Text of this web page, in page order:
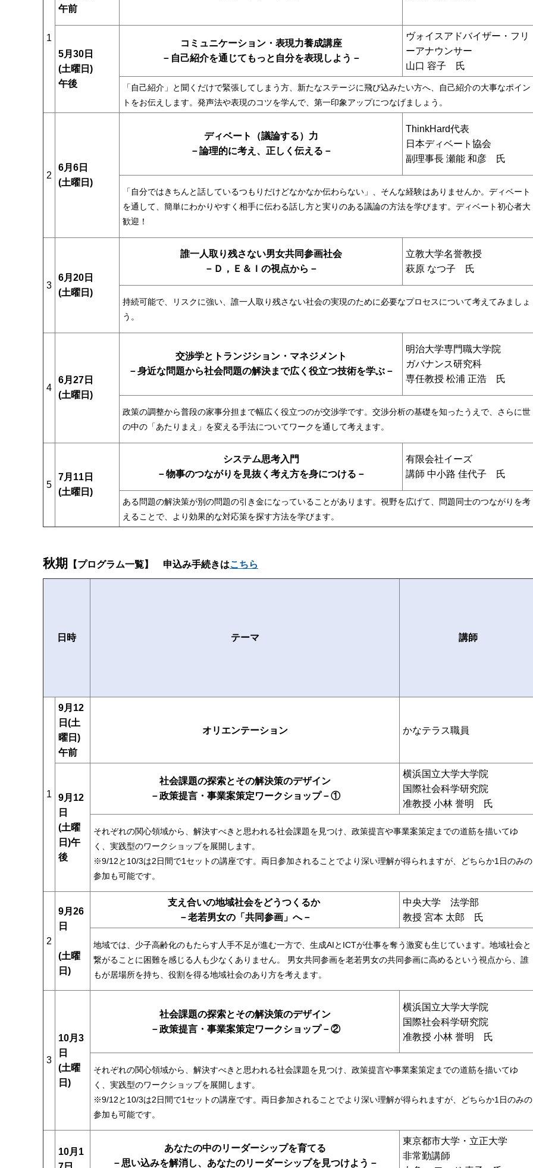
1
午前
5月30日
(土曜日)
午後
コミュニケーション・表現力養成講座
－自己紹介を通じてもっと自分を表現しよう－
ヴォイスアドバイザー・フリ
ーアナウンサー
山口 容子 氏
「自己紹介」と聞くだけで緊張してしまう方、新たなステージに飛び込みたい方へ、自己紹介の大事なポイン
トをお伝えします。発声法や表現のコツを学んで、第一印象アップにつなげましょう。
2
6月6日
(土曜日)
ディベート（議論する）力
－論理的に考え、正しく伝える－
ThinkHard代表
日本ディベート協会
副理事長 瀬能 和彦 氏
「自分ではきちんと話しているつもりだけどなかなか伝わらない」、そんな経験はありませんか。ディベート
を通して、簡単にわかりやすく相手に伝わる話し方と実りのある議論の方法を学びます。ディベート初心者大
歓迎！
3
6月20日
(土曜日)
誰一人取り残さない男女共同参画社会
－Ｄ，Ｅ＆Ｉの視点から－
立教大学名誉教授
萩原 なつ子 氏
持続可能で、リスクに強い、誰一人取り残さない社会の実現のために必要なプロセスについて考えてみましょ
う。
4
6月27日
(土曜日)
交渉学とトランジション・マネジメント
－身近な問題から社会問題の解決まで広く役立つ技術を学ぶ－
明治大学専門職大学院
ガバナンス研究科
専任教授 松浦 正浩 氏
政策の調整から普段の家事分担まで幅広く役立つのが交渉学です。交渉分析の基礎を知ったうえで、さらに世
の中の「あたりまえ」を変える手法についてワークを通して考えます。
5
7月11日
(土曜日)
システム思考入門
－物事のつながりを見抜く考え方を身につける－
有限会社イーズ
講師 中小路 佳代子 氏
ある問題の解決策が別の問題の引き金になっていることがあります。視野を広げて、問題同士のつながりを考
えることで、より効果的な対応策を探す方法を学びます。
秋期 【プログラム一覧】 申込み手続きはこちら
日時 テーマ 講師
1
9月12
日(土
曜日)
午前
オリエンテーション かなテラス職員
9月12
日
(土曜
日)午
後
社会課題の探索とその解決策のデザイン
－政策提言・事業案策定ワークショップ－①
横浜国立大学大学院
国際社会科学研究院
准教授 小林 誉明 氏
それぞれの関心領域から、解決すべきと思われる社会課題を見つけ、政策提言や事業案策定までの道筋を描いてゆ
く、実践型のワークショップを展開します。
※9/12と10/3は2日間で1セットの講座です。両日参加されることでより深い理解が得られますが、どちらか1日のみの
参加も可能です。
2
9月26
日
(土曜
日)
支え合いの地域社会をどうつくるか
－老若男女の「共同参画」へ－
中央大学 法学部
教授 宮本 太郎 氏
地域では、少子高齢化のもたらす人手不足が進む一方で、生成AIとICTが仕事を奪う激変も生じています。地域社会と
繋がることに困難を感じる人も少なくありません。 男女共同参画を老若男女の共同参画に高めるという視点から、誰
もが居場所を持ち、役割を得る地域社会のあり方を考えます。
3
10月3
日
(土曜
日)
社会課題の探索とその解決策のデザイン
－政策提言・事業案策定ワークショップ－②
横浜国立大学大学院
国際社会科学研究院
准教授 小林 誉明 氏
それぞれの関心領域から、解決すべきと思われる社会課題を見つけ、政策提言や事業案策定までの道筋を描いてゆ
く、実践型のワークショップを展開します。
※9/12と10/3は2日間で1セットの講座です。両日参加されることでより深い理解が得られますが、どちらか1日のみの
参加も可能です。
10月1
あなたの中のリーダーシップを育てる
－思い込みを解消し、あなたのリーダーシップを見つけよう－
東京都市大学・立正大学
非常勤講師